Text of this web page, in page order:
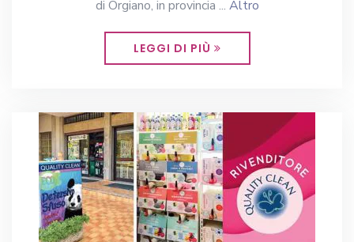
di Orgiano, in provincia ... Altro
LEGGI DI PIÙ